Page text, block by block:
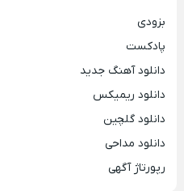
بزودی
پادکست
دانلود آهنگ جدید
دانلود ریمیکس
دانلود گلچین
دانلود مداحی
رپورتاژ آگهی